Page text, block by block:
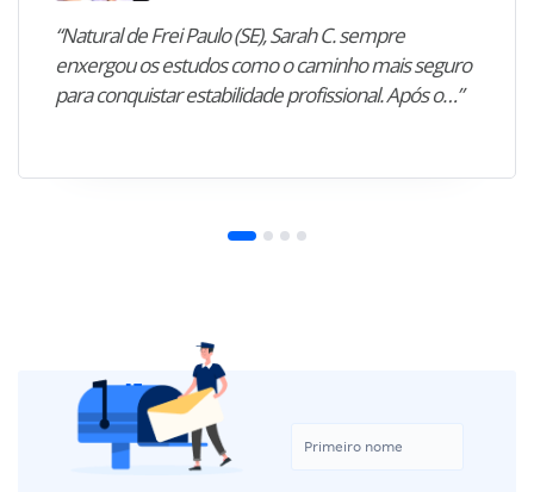
“Natural de Frei Paulo (SE), Sarah C. sempre
enxergou os estudos como o caminho mais seguro
para conquistar estabilidade profissional. Após o…”